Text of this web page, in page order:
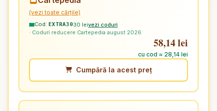
(vezi toate cărțile)
Cod: EXTRA3030 leivezi coduri
· Coduri reducere Cartepedia august 2026
58,14 lei
cu cod ≈ 28,14 lei
Cumpără la acest preț